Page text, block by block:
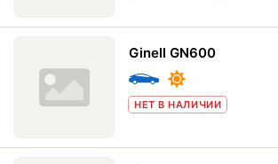
Ginell GN600
НЕТ В НАЛИЧИИ